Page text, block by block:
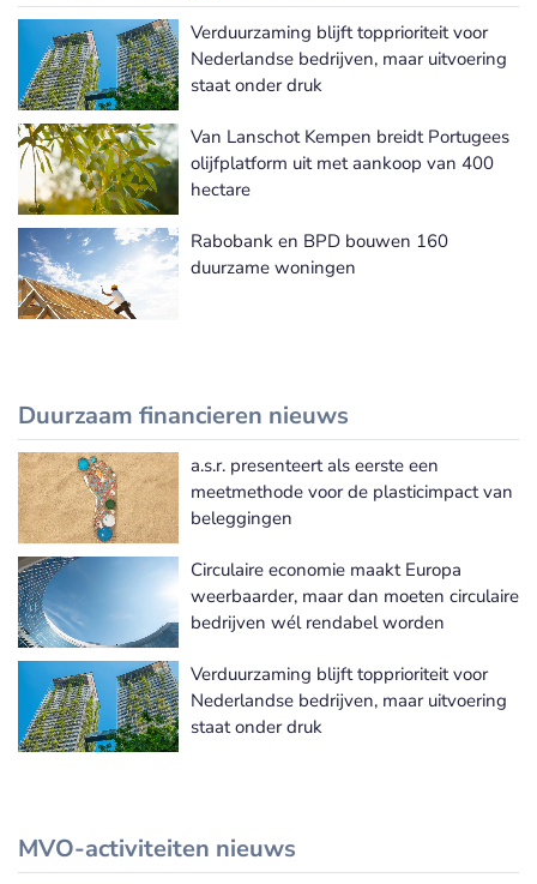
Meer Duurzaam beleggen nieuws
Verduurzaming blijft topprioriteit voor
Nederlandse bedrijven, maar uitvoering
staat onder druk
Van Lanschot Kempen breidt Portugees
olijfplatform uit met aankoop van 400
hectare
Rabobank en BPD bouwen 160
duurzame woningen
Duurzaam financieren nieuws
Meer Duurzaam financieren nieuws
a.s.r. presenteert als eerste een
meetmethode voor de plasticimpact van
beleggingen
Circulaire economie maakt Europa
weerbaarder, maar dan moeten circulaire
bedrijven wél rendabel worden
Verduurzaming blijft topprioriteit voor
Nederlandse bedrijven, maar uitvoering
staat onder druk
MVO-activiteiten nieuws